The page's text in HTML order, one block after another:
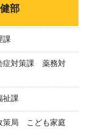
部
課
症対策課 薬務対
祉課
策局 こども家庭